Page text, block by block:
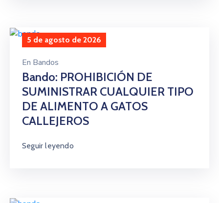
5 de agosto de 2026
En Bandos
Bando: PROHIBICIÓN DE
SUMINISTRAR CUALQUIER TIPO
DE ALIMENTO A GATOS
CALLEJEROS
Seguir leyendo